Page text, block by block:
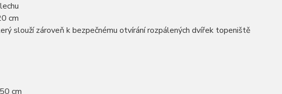
cm
slouží zároveň k bezpečnému otvírání rozpálených dvířek topeniště
cm